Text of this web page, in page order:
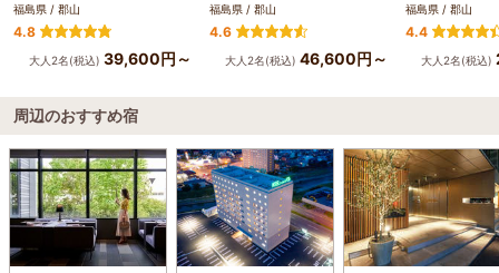
福島県 / 郡山
4.8
大人2名(税込) 39,600円～
福島県 / 郡山
4.6
大人2名(税込) 46,600円～
福島県 / 郡山
4.4
大人2名(税込)
周辺のおすすめ宿